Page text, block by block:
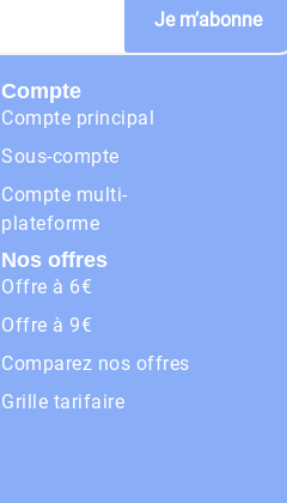
Je m’abonne
Compte
Compte principal
Sous-compte
Compte multi-
plateforme
Nos offres
Offre à 6€
Offre à 9€
Comparez nos offres
Grille tarifaire